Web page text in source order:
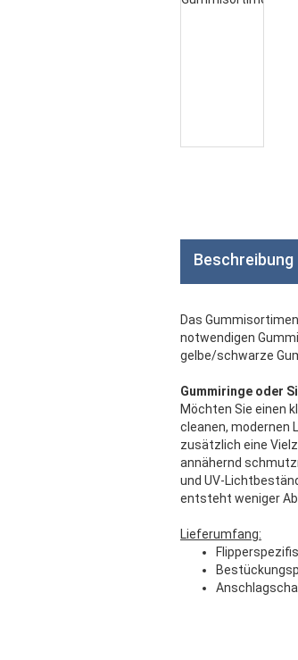
Beschreibung
Das
notwendigen
gelbe/schwarze
Gummiringe oder
Möchten Sie einen
cleanen, modernen
zusätzlich eine
annähernd
und UV-
entsteht weniger
Lieferumfang: